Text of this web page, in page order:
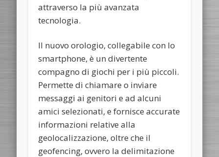
attraverso la più avanzata
tecnologia.
Il nuovo orologio, collegabile con lo
smartphone, è un divertente
compagno di giochi per i più piccoli.
Permette di chiamare o inviare
messaggi ai genitori e ad alcuni
amici selezionati, e fornisce accurate
informazioni relative alla
geolocalizzazione, oltre che il
geofencing, ovvero la delimitazione